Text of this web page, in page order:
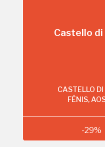
Castello di
CASTELLO DI
FÉNIS,
-29%